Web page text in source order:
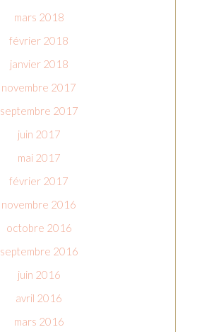
mars 2018
février 2018
janvier 2018
novembre 2017
septembre 2017
juin 2017
mai 2017
février 2017
novembre 2016
octobre 2016
septembre 2016
juin 2016
avril 2016
mars 2016